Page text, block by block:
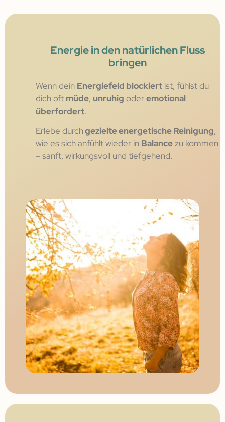
Energie in den natürlichen Fluss
bringen
Wenn dein Energiefeld blockiert ist, fühlst du
dich oft müde, unruhig oderemotional
überfordert.
Erlebe durchgezielte energetische Reinigung,
wie es sich anfühlt wieder in Balancezu kommen
– sanft, wirkungsvoll und tiefgehend.